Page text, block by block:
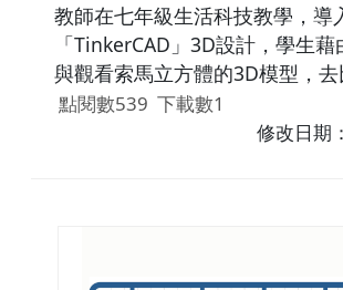
教師在七年級生活科技教學，導
「TinkerCAD」3D設計，學生
與觀看索馬立方體的3D模型，去
投影，並從平台上學習如何簡單
型。最後，透過Quizizz平台進
點閱數539 下載數1
修改日期